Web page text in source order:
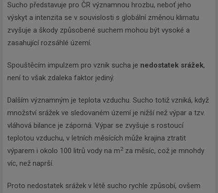
Sucho představuje pro ČR významnou hrozbu, neboť jeho
výskyt a intenzita se v souvislosti s globální změnou klimatu
zvyšuje a škody způsobené suchem mohou být vysoké a
zasahující rozsáhlé území.
Spouštěcím impulzem pro vznik sucha je nedostatek srážek,
není to však zdaleka faktor jediný.
Dalším významným je teplota vzduchu. Sucho totiž vzniká, když
množství srážek ve sledovaném území je nižší než výpar a tzv.
vláhová bilance je záporná. Výpar se zvyšuje s rostoucí
teplotou vzduchu, v letních měsících může krajina ztratit
výparem i okolo 100 litrů vody na m2 za měsíc, což je mnohdy
víc, než naprší.
Proto nedostatek srážek v létě sucho rychle způsobí, ovšem